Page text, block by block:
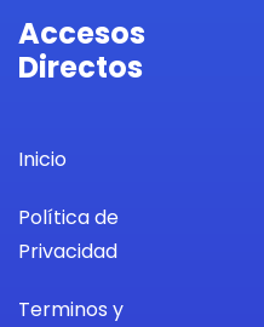
Accesos
Directos
Inicio
Política de
Privacidad
Terminos y